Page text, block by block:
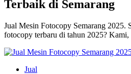
Terbaik di Semarang
Jual Mesin Fotocopy Semarang 2025.
fotocopy terbaru di tahun 2025? Kami,
Jual